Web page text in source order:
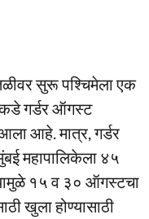
सुरू पश्चिमेला एक
गर्डर ऑगस्ट
आहे. मात्र, गर्डर
महापालिकेला ४५
१५ व ३० ऑगस्टचा
खुला होण्यासाठी